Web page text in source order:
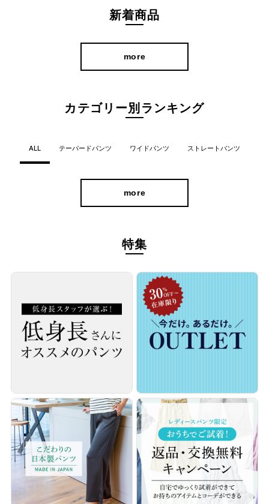
新着商品
more
カテゴリー別ランキング
ALL テーパードパンツ ワイドパンツ ストレートパンツ
more
特集